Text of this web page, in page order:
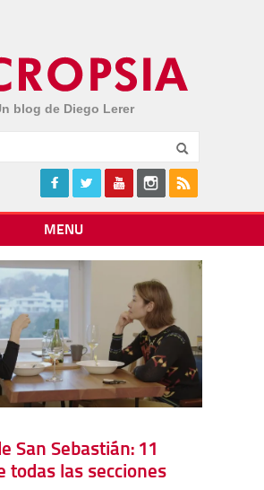
blog de Diego Lerer
MENU
San Sebastián: 11
todas las secciones